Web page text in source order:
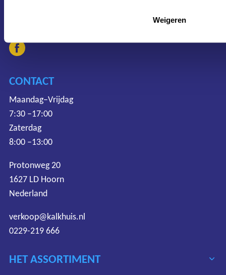
Weigeren
HET ASSORTIMENT
CONTACT
Maandag–Vrijdag
7:30 –17:00
Zaterdag
8:00 –13:00
Protonweg 20
1627 LD Hoorn
Nederland
verkoop@kalkhuis.nl
0229-219 666